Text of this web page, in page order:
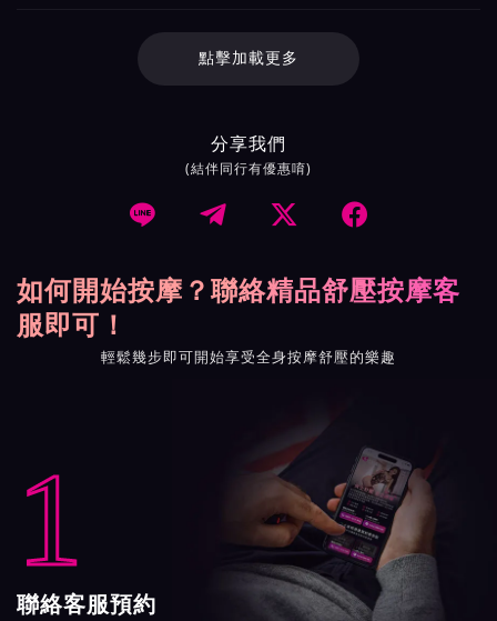
點擊加載更多
分享我們
(結伴同行有優惠唷)
   
如何開始按摩？聯絡精品舒壓按摩客
服即可！
輕鬆幾步即可開始享受全身按摩舒壓的樂趣
1
聯絡客服預約